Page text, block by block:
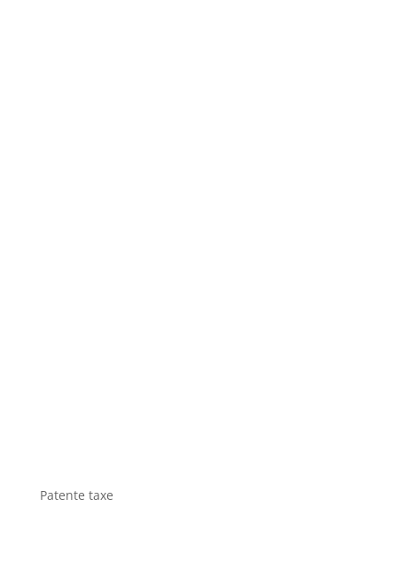
Patente taxe